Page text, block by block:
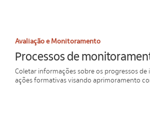
Avaliação e Monitoramento
Processos de
Coletar informações sobre os progressos de
ações formativas visando aprimoramento